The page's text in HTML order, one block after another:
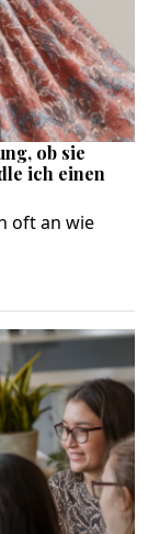
ob sie
ich einen
oft an wie